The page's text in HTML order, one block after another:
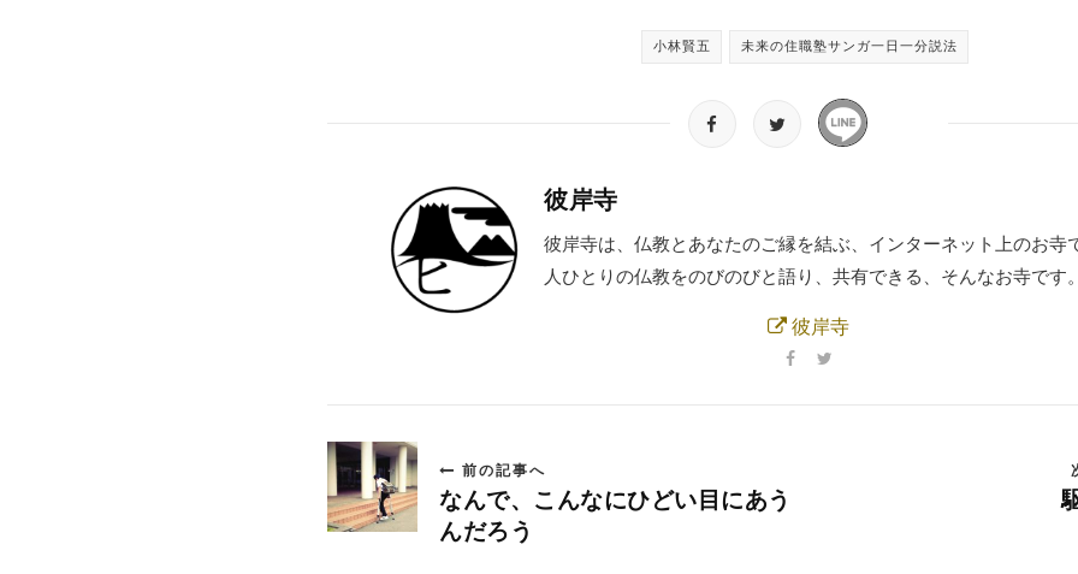
小林賢五 未来の住職塾サンガ一日一分説法
彼岸寺
彼岸寺は、仏教とあなたのご縁を結ぶ、インターネット上のお寺
人ひとりの仏教をのびのびと語り、共有できる、そんなお寺です。
彼岸寺
前の記事へ
なんで、こんなにひどい目にあう
んだろう